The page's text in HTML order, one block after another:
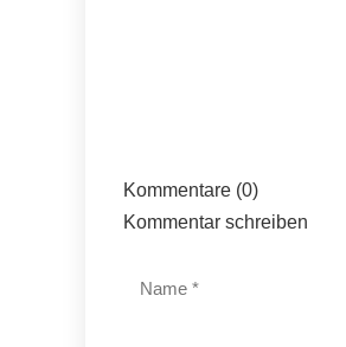
Kommentare (0)
Kommentar schreiben